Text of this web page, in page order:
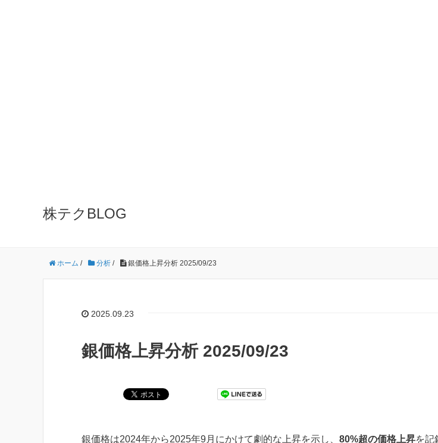
株テクBLOG
ホーム / 分析 / 銀価格上昇分析 2025/09/23
2025.09.23
銀価格上昇分析 2025/09/23
銀価格は2024年から2025年9月にかけて劇的な上昇を示し、 80%超の価格上昇を記